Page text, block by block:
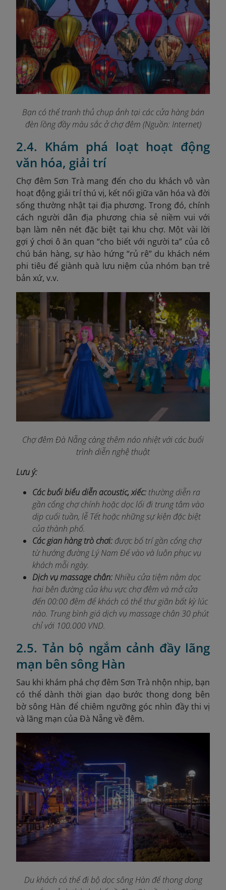
Bạn có thể tranh thủ chụp ảnh tại các cửa hàng bán
đèn lồng đầy màu sắc ở chợ đêm (Nguồn: Internet)
2.4. Khám phá loạt hoạt động
văn hóa, giải trí
Chợ đêm Sơn Trà mang đến cho du khách vô vàn
hoạt động giải trí thú vị, kết nối giữa văn hóa và đời
sống thường nhật tại địa phương. Trong đó, chính
cách người dân địa phương chia sẻ niềm vui với
bạn làm nên nét đặc biệt tại khu chợ. Một vài lời
gợi ý chơi ô ăn quan “cho biết với người ta” của cô
chú bán hàng, sự hào hứng “rủ rê” du khách ném
phi tiêu để giành quà lưu niệm của nhóm bạn trẻ
bản xứ, v.v.
Chợ đêm Đà Nẵng càng thêm náo nhiệt với các buổi
trình diễn nghệ thuật
Lưu ý:
Các buổi biểu diễn acoustic, xiếc: thường diễn ra
gần cổng chợ chính hoặc dọc lối đi trung tâm vào
dịp cuối tuần, lễ Tết hoặc những sự kiện đặc biệt
của thành phố.
Các gian hàng trò chơi: được bố trí gần cổng chợ
từ hướng đường Lý Nam Đế vào và luôn phục vụ
khách mỗi ngày.
Dịch vụ massage chân: Nhiều cửa tiệm nằm dọc
hai bên đường của khu vực chợ đêm và mở cửa
đến 00:00 đêm để khách có thể thư giãn bất kỳ lúc
nào. Trung bình giá dịch vụ massage chân 30 phút
chỉ với 100.000 VND.
2.5. Tản bộ ngắm cảnh đầy lãng
mạn bên sông Hàn
Sau khi khám phá chợ đêm Sơn Trà nhộn nhịp, bạn
có thể dành thời gian dạo bước thong dong bên
bờ sông Hàn để chiêm ngưỡng góc nhìn đầy thi vị
và lãng mạn của Đà Nẵng về đêm.
Du khách có thể đi bộ dọc sông Hàn để thong dong